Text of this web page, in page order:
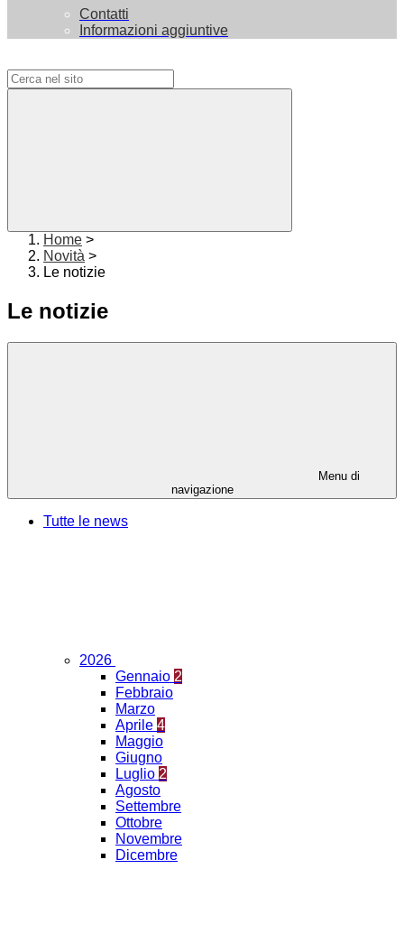
Contatti
Informazioni aggiuntive
Home >
Novità >
Le notizie
Le notizie
Menu di
navigazione
Tutte le news
2026
Gennaio 2
Febbraio
Marzo
Aprile 4
Maggio
Giugno
Luglio 2
Agosto
Settembre
Ottobre
Novembre
Dicembre